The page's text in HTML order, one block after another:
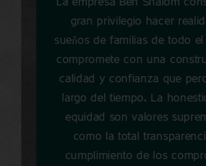
La empresa Ben Shalom
gran privilegio hacer
sueños de familias de todo
compromete con una
calidad y confianza que
largo del tiempo. La
equidad son valores
como la total
cumplimiento de los